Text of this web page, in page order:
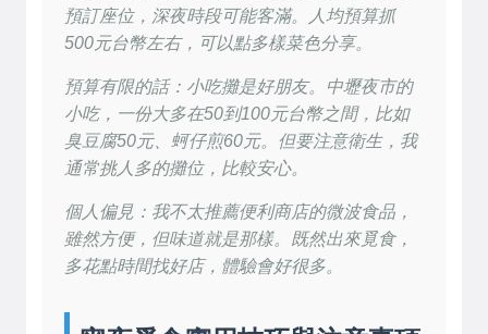
預訂座位，深夜時段可能客滿。人均預算抓
500元台幣左右，可以點多樣菜色分享。
預算有限的話：小吃攤是好朋友。中壢夜市的
小吃，一份大多在50到100元台幣之間，比如
臭豆腐50元、蚵仔煎60元。但要注意衛生，我
通常挑人多的攤位，比較安心。
個人偏見：我不太推薦便利商店的微波食品，
雖然方便，但味道就是那樣。既然出來覓食，
多花點時間找好店，體驗會好很多。